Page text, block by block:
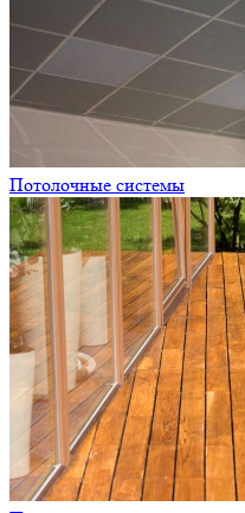
Потолочные системы